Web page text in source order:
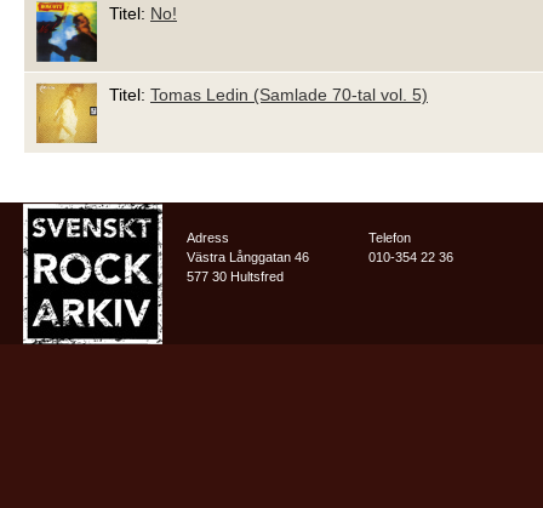
Titel: No!
Titel: Tomas Ledin (Samlade 70-tal vol. 5)
Adress
Västra Långgatan 46
577 30 Hultsfred
Telefon
010-354 22 36